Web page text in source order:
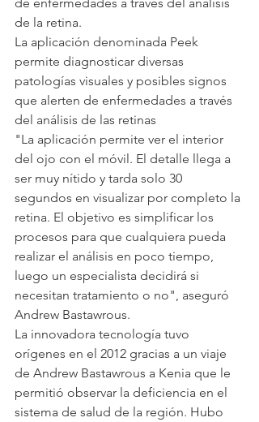
de la retina.
La aplicación denominada Peek
permite diagnosticar diversas
patologías visuales y posibles signos
que alerten de enfermedades a través
del análisis de las retinas
"La aplicación permite ver el interior
del ojo con el móvil. El detalle llega a
ser muy nítido y tarda solo 30
segundos en visualizar por completo la
retina. El objetivo es simplificar los
procesos para que cualquiera pueda
realizar el análisis en poco tiempo,
luego un especialista decidirá si
necesitan tratamiento o no", aseguró
Andrew Bastawrous.
La innovadora tecnología tuvo
orígenes en el 2012 gracias a un viaje
de Andrew Bastawrous a Kenia que le
permitió observar la deficiencia en el
sistema de salud de la región. Hubo